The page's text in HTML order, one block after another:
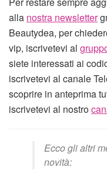
alla nostra newsletter
Beautydea, per
vip, iscrivetevi al
siete interessati ai
iscrivetevi al canale
scoprire in anteprima
iscrivetevi al nostro
Ecco gli altri
novità: